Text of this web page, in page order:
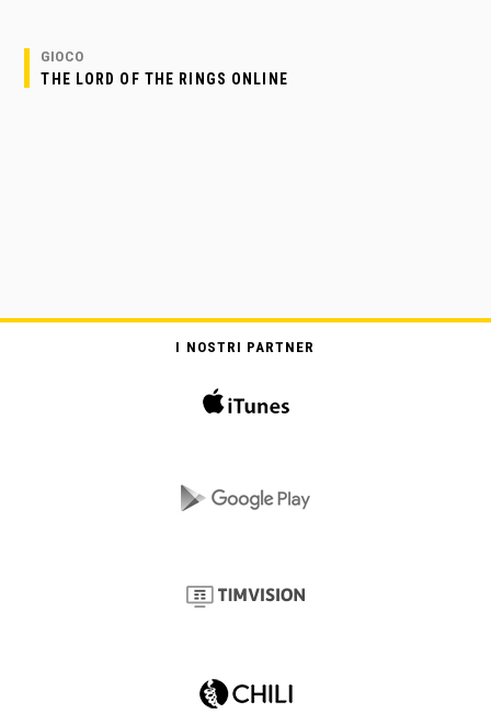
GIOCO
THE LORD OF THE RINGS ONLINE
I NOSTRI PARTNER